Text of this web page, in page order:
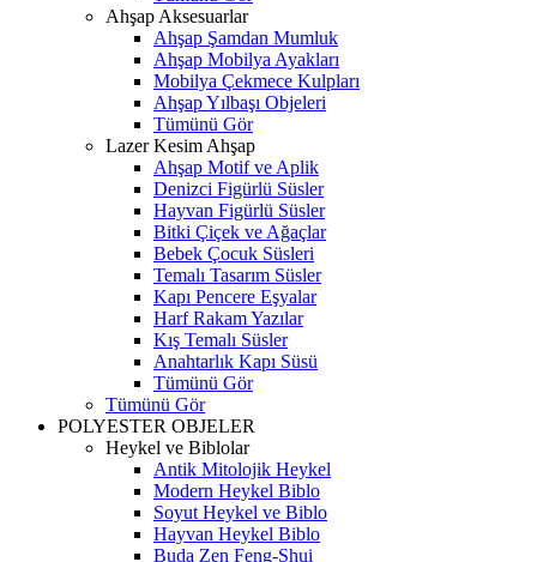
Ahşap Aksesuarlar
Ahşap Şamdan Mumluk
Ahşap Mobilya Ayakları
Mobilya Çekmece Kulpları
Ahşap Yılbaşı Objeleri
Tümünü Gör
Lazer Kesim Ahşap
Ahşap Motif ve Aplik
Denizci Figürlü Süsler
Hayvan Figürlü Süsler
Bitki Çiçek ve Ağaçlar
Bebek Çocuk Süsleri
Temalı Tasarım Süsler
Kapı Pencere Eşyalar
Harf Rakam Yazılar
Kış Temalı Süsler
Anahtarlık Kapı Süsü
Tümünü Gör
Tümünü Gör
POLYESTER OBJELER
Heykel ve Biblolar
Antik Mitolojik Heykel
Modern Heykel Biblo
Soyut Heykel ve Biblo
Hayvan Heykel Biblo
Buda Zen Feng-Shui